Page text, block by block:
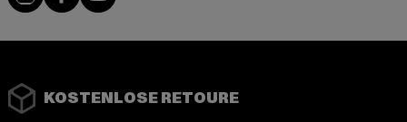
KOSTENLOSE RETOURE